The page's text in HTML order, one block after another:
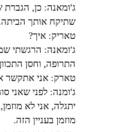
ג'ומאנה: כן, הגברת
שתיקח אותך הביתה
טאריק: איך?
ג'ומאנה: הרגשתי
התרופה, וחסן
טארק: אני אתקשר
ג'ומנה: לפני שאני
יתגלה, אני לא
מוזמן בעניין הזה.